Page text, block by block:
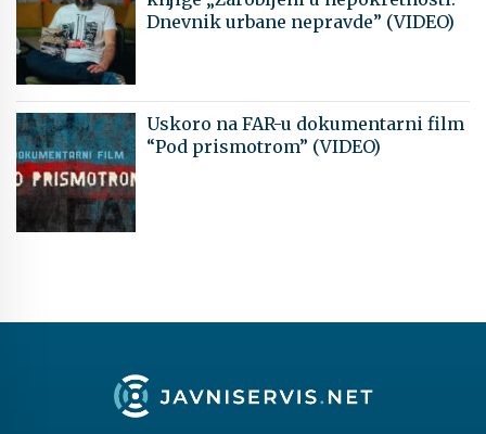
Dnevnik urbane nepravde” (VIDEO)
Uskoro na FAR-u dokumentarni film
“Pod prismotrom” (VIDEO)